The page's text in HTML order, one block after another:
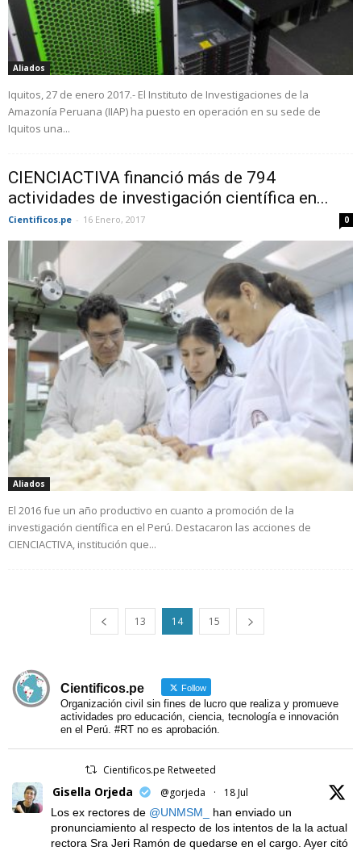
Aliados
Iquitos, 27 de enero 2017.- El Instituto de Investigaciones de la
Amazonía Peruana (IIAP) ha puesto en operación en su sede de
Iquitos una...
CIENCIACTIVA financió más de 794
actividades de investigación científica en...
Cientificos.pe - 16 Enero, 2017 0
Aliados
El 2016 fue un año productivo en cuanto a promoción de la
investigación científica en el Perú. Destacaron las acciones de
CIENCIACTIVA, institución que...
13 14 15
Cientificos.pe Follow
Organización civil sin fines de lucro que realiza y promueve
actividades pro educación, ciencia, tecnología e innovación
en el Perú. #RT no es aprobación.
Cientificos.pe Retweeted
Gisella Orjeda @gorjeda · 18 Jul
Los ex rectores de @UNMSM_
han enviado un
pronunciamiento al respecto de los intentos de la la actual
rectora Sra Jeri Ramón de quedarse en el cargo. Ayer citó